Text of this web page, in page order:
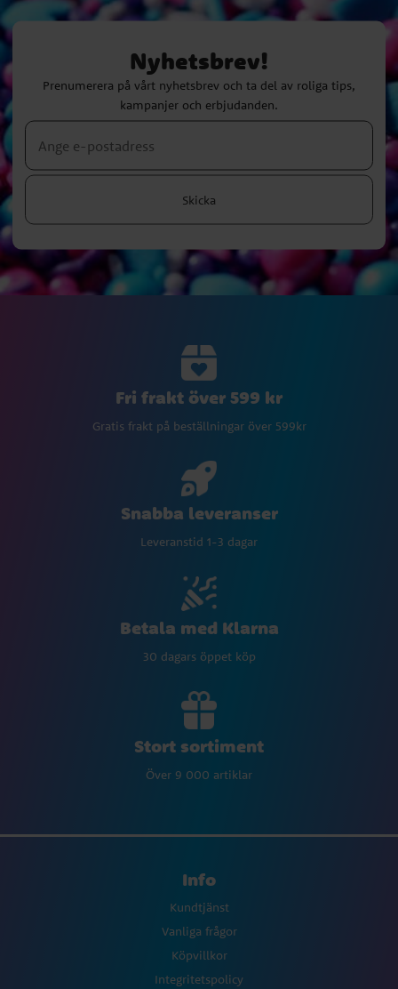
Nyhetsbrev!
Prenumerera på vårt nyhetsbrev och ta del av roliga tips,
kampanjer och erbjudanden.
Skicka
Fri frakt över 599 kr
Gratis frakt på beställningar över 599kr
Snabba leveranser
Leveranstid 1-3 dagar
Betala med Klarna
30 dagars öppet köp
Stort sortiment
Över 9 000 artiklar
Info
Kundtjänst
Vanliga frågor
Köpvillkor
Integritetspolicy